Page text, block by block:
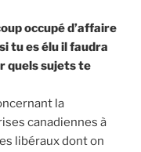
occupé d’affaire
tu es élu il faudra
quels sujets te
la
canadiennes à
libéraux dont on